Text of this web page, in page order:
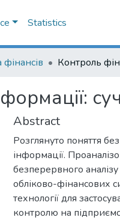
Statistics
Abstract
Розглянуто поняття
інформації.
безперервного
обліково-фінансових
технології для
контролю на